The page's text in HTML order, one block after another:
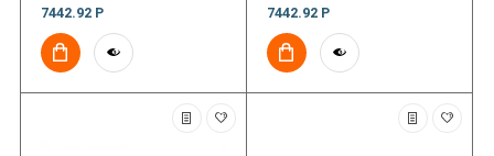
7442.92 Р 7442.92 Р